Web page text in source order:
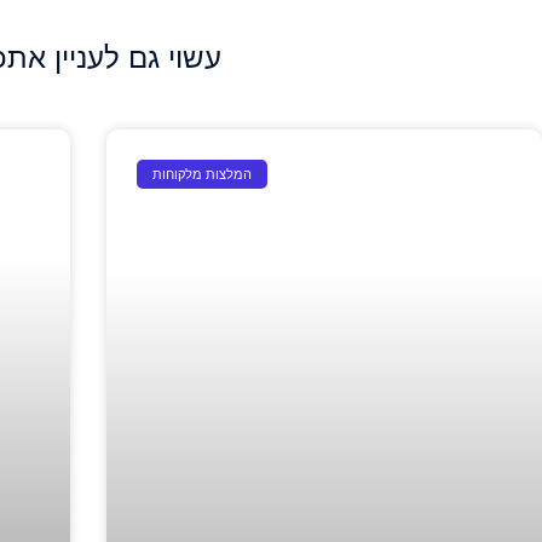
עשוי גם לעניין
המלצות מלקוחות